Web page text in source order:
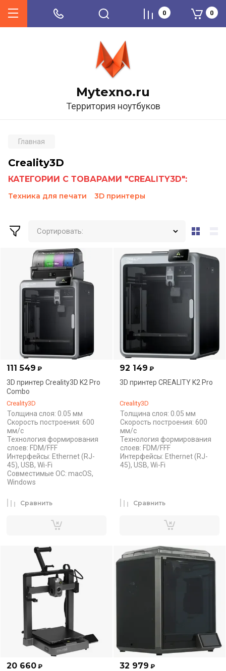
Mytexno.ru
Территория ноутбуков
0 0
Главная
Creality3D
КАТЕГОРИИ С ТОВАРАМИ "CREALITY3D":
Техника для печати 3D принтеры
Сортировать:
111 549 ₽
3D принтер Creality3D K2 Pro
Combo
Creality3D
Толщина слоя: 0.05 мм
Скорость построения: 600
мм/с
Технология формирования
слоев: FDM/FFF
Интерфейсы: Ethernet (RJ-
45), USB, Wi-Fi
Совместимые ОС: macOS,
Windows
Сравнить
92 149 ₽
3D принтер CREALITY K2 Pro
Creality3D
Толщина слоя: 0.05 мм
Скорость построения: 600
мм/с
Технология формирования
слоев: FDM/FFF
Интерфейсы: Ethernet (RJ-
45), USB, Wi-Fi
Сравнить
20 660 ₽ 32 979 ₽